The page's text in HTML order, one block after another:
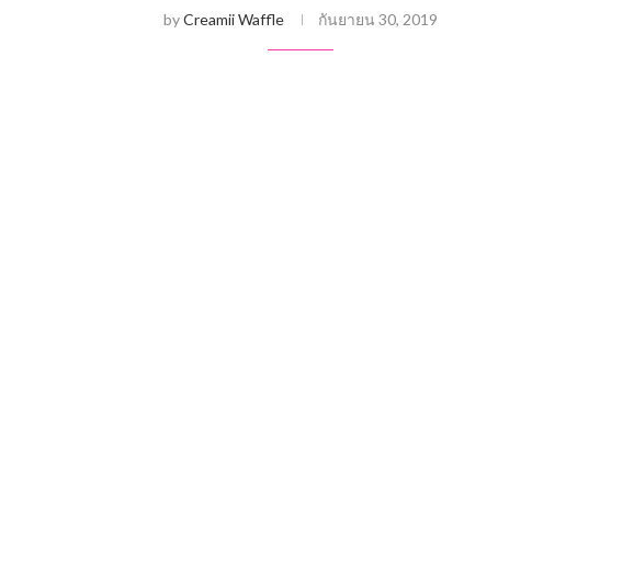
byCreamii Waffle กันยายน 30, 2019